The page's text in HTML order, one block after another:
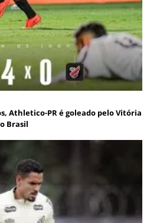
Athletico-PR é goleado pelo Vitória
Brasil